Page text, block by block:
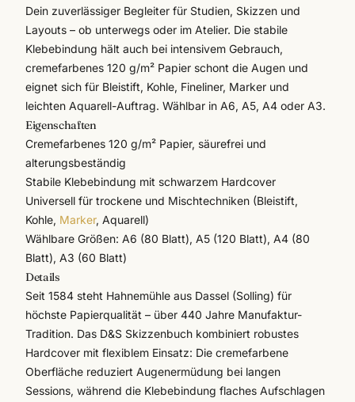
Dein zuverlässiger Begleiter für Studien, Skizzen und
Layouts – ob unterwegs oder im Atelier. Die stabile
Klebebindung hält auch bei intensivem Gebrauch,
cremefarbenes 120 g/m² Papier schont die Augen und
eignet sich für Bleistift, Kohle, Fineliner, Marker und
leichten Aquarell-Auftrag. Wählbar in A6, A5, A4 oder A3.
Eigenschaften
Cremefarbenes 120 g/m² Papier, säurefrei und
alterungsbeständig
Stabile Klebebindung mit schwarzem Hardcover
Universell für trockene und Mischtechniken (Bleistift,
Kohle, Marker, Aquarell)
Wählbare Größen: A6 (80 Blatt), A5 (120 Blatt), A4 (80
Blatt), A3 (60 Blatt)
Details
Seit 1584 steht Hahnemühle aus Dassel (Solling) für
höchste Papierqualität – über 440 Jahre Manufaktur-
Tradition. Das D&S Skizzenbuch kombiniert robustes
Hardcover mit flexiblem Einsatz: Die cremefarbene
Oberfläche reduziert Augenermüdung bei langen
Sessions, während die Klebebindung flaches Aufschlagen